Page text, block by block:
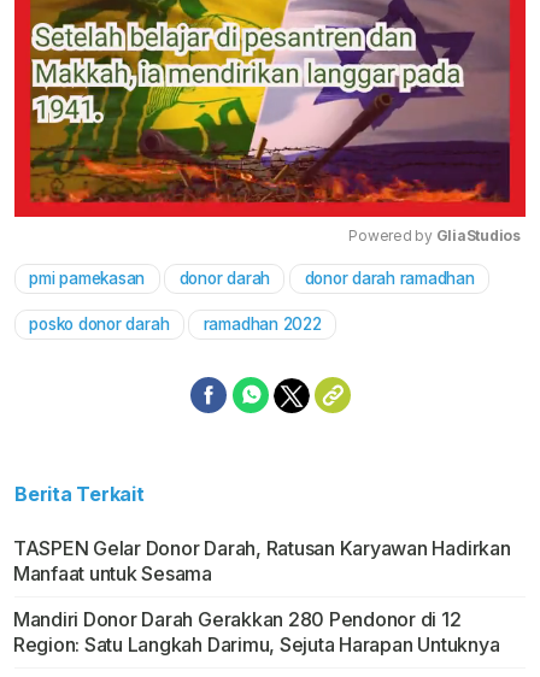
Mute
Powered by GliaStudios
pmi pamekasan donor darah donor darah ramadhan
posko donor darah ramadhan 2022
Berita Terkait
TASPEN Gelar Donor Darah, Ratusan Karyawan Hadirkan
Manfaat untuk Sesama
Mandiri Donor Darah Gerakkan 280 Pendonor di 12
Region: Satu Langkah Darimu, Sejuta Harapan Untuknya